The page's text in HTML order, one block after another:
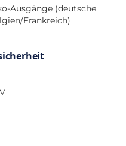
Ausgänge (deutsche
Frankreich)